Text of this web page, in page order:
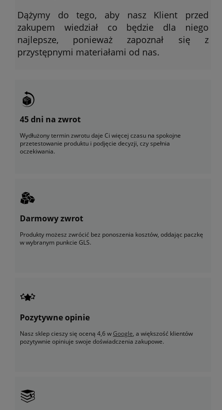
Dążymy do tego, aby nasz Klient przed
zakupem wiedział co będzie dla niego
najlepsze, ponieważ zapoznał się z
przystępnymi materiałami od nas.
45 dni na zwrot
Wydłużony termin zwrotu daje Ci więcej czasu na spokojne
przetestowanie produktu i podjęcie decyzji, czy spełnia
oczekiwania.
Darmowy zwrot
Produkty możesz zwrócić bez ponoszenia kosztów, oddając paczkę
w wybranym punkcie GLS.
Pozytywne opinie
Nasz sklep cieszy się oceną 4,6 wGoogle, a większość klientów
pozytywnie opiniuje swoje doświadczenia zakupowe.